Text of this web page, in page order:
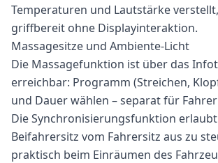
Temperaturen und Lautstärke
griffbereit ohne Displayinteraktion.
Massagesitze und Ambiente-Licht
Die Massagefunktion ist über das
erreichbar: Programm (Streichen,
und Dauer wählen – separat für
Die Synchronisierungsfunktion erlaubt
Beifahrersitz vom Fahrersitz aus zu
praktisch beim Einräumen des